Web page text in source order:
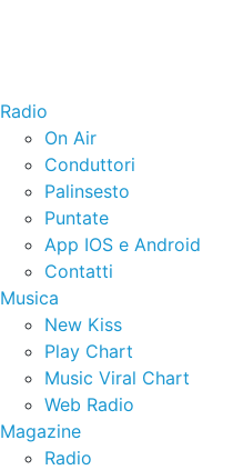
Radio
On Air
Conduttori
Palinsesto
Puntate
App IOS e Android
Contatti
Musica
New Kiss
Play Chart
Music Viral Chart
Web Radio
Magazine
Radio